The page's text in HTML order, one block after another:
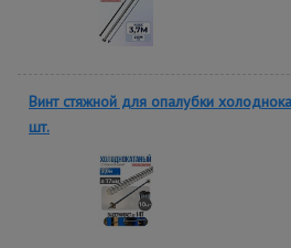
Винт стяжной для опалубки
шт.